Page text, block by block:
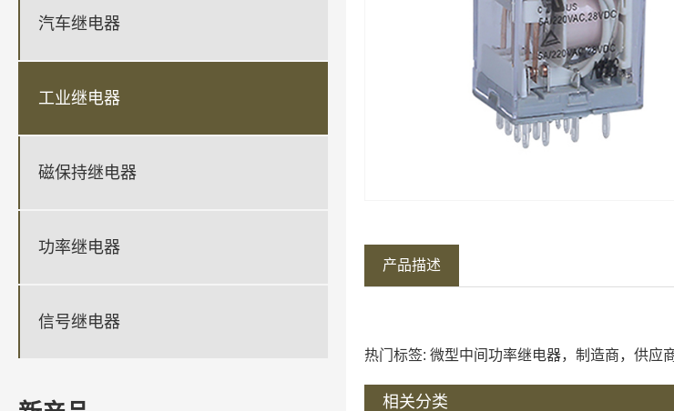
汽车继电器
工业继电器
磁保持继电器
功率继电器
信号继电器
产品描述
热门标签: 微型中间功率继电器，制造商，供应
相关分类